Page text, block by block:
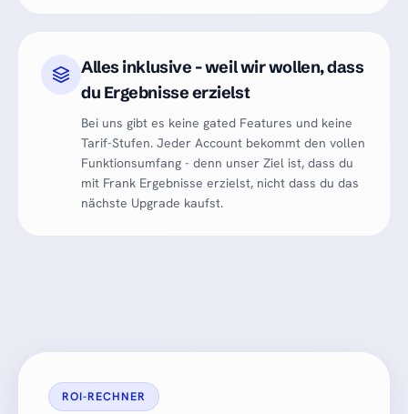
Alles inklusive - weil wir wollen, dass
du Ergebnisse erzielst
Bei uns gibt es keine gated Features und keine
Tarif-Stufen. Jeder Account bekommt den vollen
Funktionsumfang - denn unser Ziel ist, dass du
mit Frank Ergebnisse erzielst, nicht dass du das
nächste Upgrade kaufst.
ROI-RECHNER